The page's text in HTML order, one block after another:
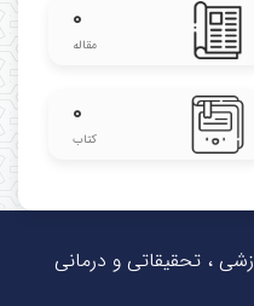
۰
مقاله
۰
کتاب
، تحقیقاتی و درمانی